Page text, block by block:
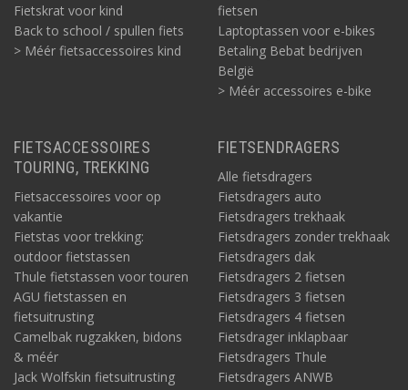
Fietskrat voor kind
Back to school / spullen fiets
> Méér fietsaccessoires kind
fietsen
Laptoptassen voor e-bikes
Betaling Bebat bedrijven
België
> Méér accessoires e-bike
FIETSACCESSOIRES
TOURING, TREKKING
Fietsaccessoires voor op
vakantie
Fietstas voor trekking:
outdoor fietstassen
Thule fietstassen voor touren
AGU fietstassen en
fietsuitrusting
Camelbak rugzakken, bidons
& méér
Jack Wolfskin fietsuitrusting
FIETSENDRAGERS
Alle fietsdragers
Fietsdragers auto
Fietsdragers trekhaak
Fietsdragers zonder trekhaak
Fietsdragers dak
Fietsdragers 2 fietsen
Fietsdragers 3 fietsen
Fietsdragers 4 fietsen
Fietsdrager inklapbaar
Fietsdragers Thule
Fietsdragers ANWB